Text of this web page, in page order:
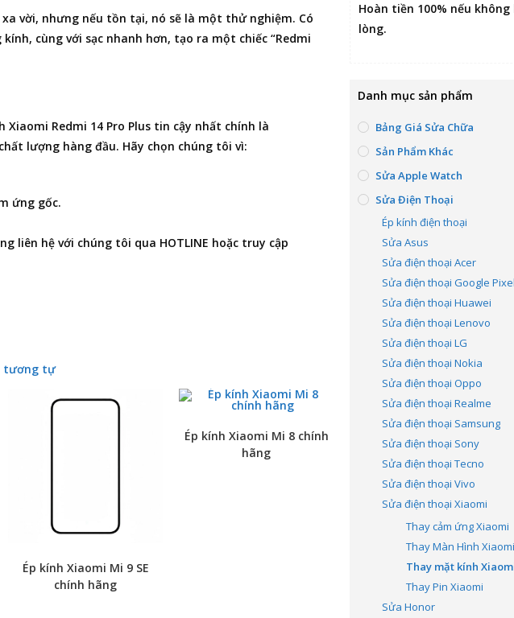
vời, nhưng nếu tồn tại, nó sẽ là một thử nghiệm. Có
cùng với sạc nhanh hơn, tạo ra một chiếc “Redmi
Xiaomi Redmi 14 Pro Plus tin cậy nhất chính là
lượng hàng đầu. Hãy chọn chúng tôi vì:
ứng gốc.
hệ với chúng tôi qua HOTLINE hoặc truy cập
tương tự
Ép kính Xiaomi Mi 9 SE
chính hãng
Ép kính Xiaomi Mi 8 chính
hãng
Hoàn tiền 100% nếu không
lòng.
Danh mục sản phẩm
Bảng Giá Sửa Chữa
Sản Phẩm Khác
Sửa Apple Watch
Sửa Điện Thoại
Ép kính điện thoại
Sửa Asus
Sửa điện thoại Acer
Sửa điện thoại Google Pixel
Sửa điện thoại Huawei
Sửa điện thoại Lenovo
Sửa điện thoại LG
Sửa điện thoại Nokia
Sửa điện thoại Oppo
Sửa điện thoại Realme
Sửa điện thoại Samsung
Sửa điện thoại Sony
Sửa điện thoại Tecno
Sửa điện thoại Vivo
Sửa điện thoại Xiaomi
Thay cảm ứng Xiaomi
Thay Màn Hình Xiaomi
Thay mặt kính
Thay Pin Xiaomi
Sửa Honor